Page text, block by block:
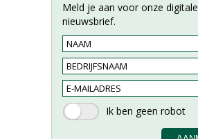
Meld je aan voor onze digitale
nieuwsbrief.